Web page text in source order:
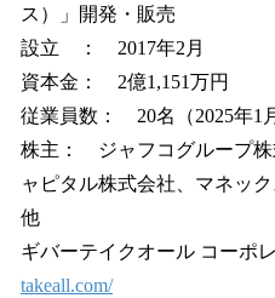
ス）」開発・販売
設立 ： 2017年2月
資本金： 2億1,151万円
従業員数： 20名（2025年1
株主： ジャフコグループ株
ャピタル株式会社、マネッ
他
ギバーテイクオール コー
takeall.com/